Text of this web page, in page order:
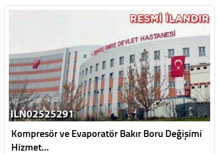
Kompresör ve Evaporatör Bakır Boru Değişimi
Hizmet…